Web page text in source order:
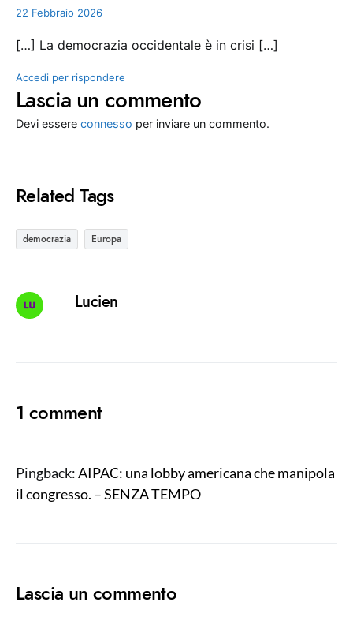
22 Febbraio 2026
[…] La democrazia occidentale è in crisi […]
Accedi per rispondere
Lascia un commento
Devi essere connesso per inviare un commento.
Related Tags
democrazia Europa
Lucien
1 comment
Pingback:AIPAC: una lobby americana che manipola
il congresso. – SENZA TEMPO
Lascia un commento